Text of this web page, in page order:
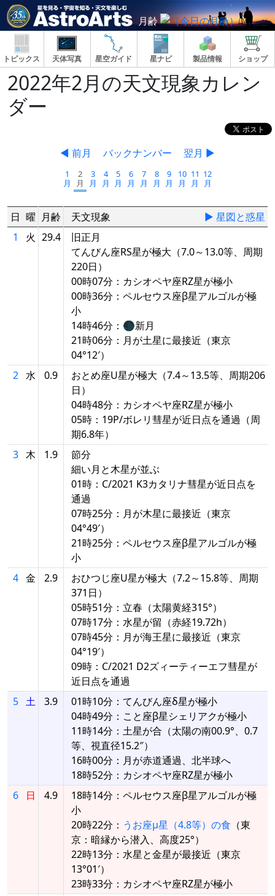
月齢
トピックス 天体写真 星空ガイド 星ナビ 製品情報 ショップ
2022年2月の天文現象カレン
ダー
◀ 前月 バックナンバー 翌月 ▶
1
月
2
月
3
月
4
月
5
月
6
月
7
月
8
月
9
月
10
月
11
月
12
月
日 曜 月齢 天文現象
▶ 星図と惑星
1
火 29.4
旧正月
てんびん座RS星が極大（7.0～13.0等、周期
220日）
00時07分：カシオペヤ座RZ星が極小
00時36分：ペルセウス座β星アルゴルが極
小
14時46分：🌑新月
21時06分：月が土星に最接近（東京
04°12′）
2 水 0.9
おとめ座U星が極大（7.4～13.5等、周期206
日）
04時48分：カシオペヤ座RZ星が極小
05時：19P/ボレリ彗星が近日点を通過（周
期6.8年）
3 木 1.9
節分
細い月と木星が並ぶ
01時：C/2021 K3カタリナ彗星が近日点を
通過
07時25分：月が木星に最接近（東京
04°49′）
21時25分：ペルセウス座β星アルゴルが極
小
4 金 2.9
おひつじ座U星が極大（7.2～15.8等、周期
371日）
05時51分：立春（太陽黄経315°）
07時17分：水星が留（赤経19.72h）
07時45分：月が海王星に最接近（東京
04°19′）
09時：C/2021 D2ズィーティーエフ彗星が
近日点を通過
5 土 3.9
01時10分：てんびん座δ星が極小
04時49分：こと座β星シェリアクが極小
11時14分：土星が合（太陽の南00.9°、0.7
等、視直径15.2″）
16時00分：月が赤道通過、北半球へ
18時52分：カシオペヤ座RZ星が極小
6
日 4.9
18時14分：ペルセウス座β星アルゴルが極
小
20時22分： うお座μ星（4.8等）の食 （東
京：暗縁から潜入、高度25°）
22時13分：水星と金星が最接近（東京
13°01′）
23時33分：カシオペヤ座RZ星が極小